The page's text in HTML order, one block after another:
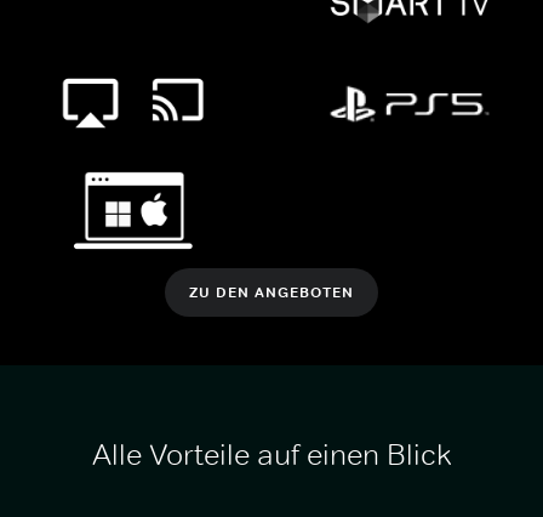
ZU DEN ANGEBOTEN
Alle Vorteile auf einen Blick